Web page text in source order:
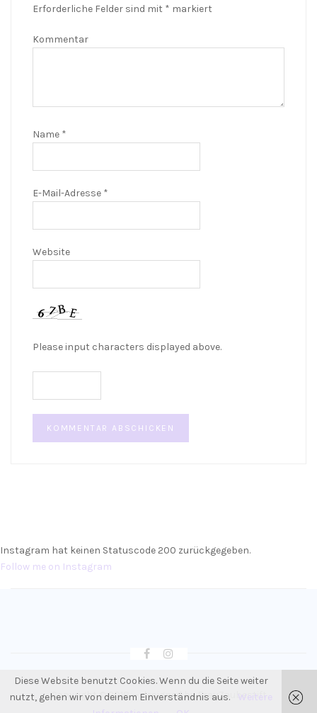
Erforderliche Felder sind mit * markiert
Kommentar
Name *
E-Mail-Adresse *
Website
Please input characters displayed above.
Instagram hat keinen Statuscode 200 zurückgegeben.
Follow me on Instagram
Copyright © 2018 — designed byFrauZaubestift
Diese Website benutzt Cookies. Wenn du die Seite weiter
nutzt, gehen wir von deinem Einverständnis aus.
Weitere